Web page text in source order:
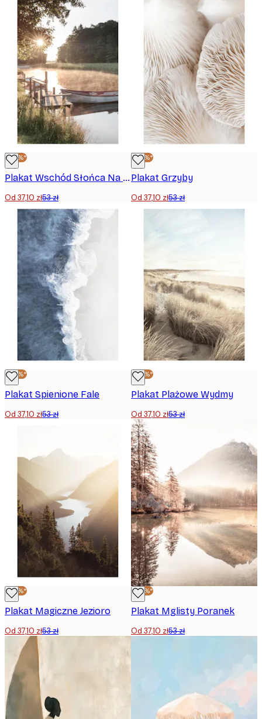
-30%*
Plakat Wschód Słońca Na Molo
Od 37,10 zł53 zł
-30%*
Plakat Grzyby
Od 37,10 zł53 zł
-30%*
Plakat Spienione Fale
Od 37,10 zł53 zł
-30%*
Plakat Plażowe Wydmy
Od 37,10 zł53 zł
-30%*
Plakat Magiczne Jezioro
Od 37,10 zł53 zł
-30%*
Plakat Mglisty Poranek
Od 37,10 zł53 zł